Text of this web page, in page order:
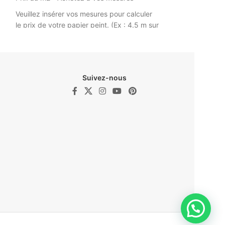
Veuillez insérer vos mesures pour calculer
le prix de votre papier peint. (Ex : 4.5 m sur
Suivez-nous